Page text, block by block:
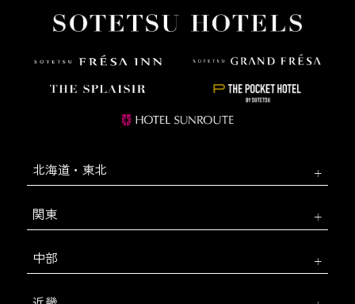
北海道・東北
関東
中部